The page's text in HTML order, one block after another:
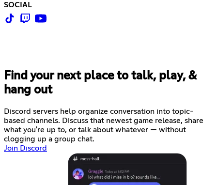
SOCIAL
Find your next place to talk, play, &
hang out
Discord servers help organize conversation into topic-
based channels. Discuss that newest game release, share
what you're up to, or talk about whatever — without
clogging up a group chat.
Join Discord